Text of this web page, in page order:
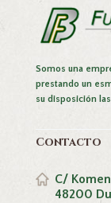
Somos una
prestando un
su disposición
Contacto
C/
48200